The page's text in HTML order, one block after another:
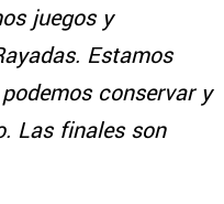
juegos y
Estamos
conservar y
Las finales son